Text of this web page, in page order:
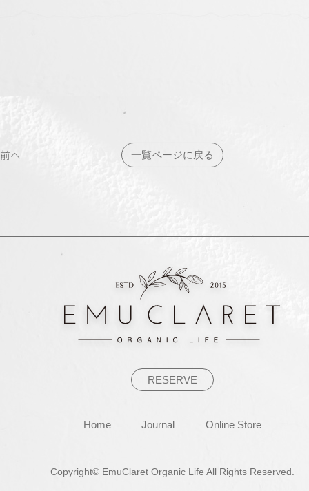
投
前へ 一覧ページに戻る
RESERVE
Home Journal Online Store
Copyright© EmuClaret Organic Life All Rights Reserved.